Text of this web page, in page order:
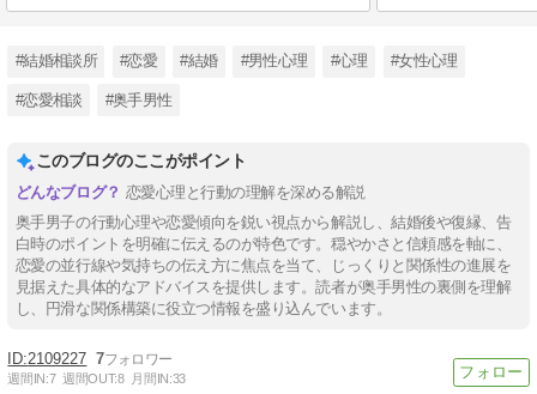
#結婚相談所 #恋愛 #結婚 #男性心理 #心理 #女性心理
#恋愛相談 #奥手男性
このブログのここがポイント
恋愛心理と行動の理解を深める解説
奥手男子の行動心理や恋愛傾向を鋭い視点から解説し、結婚後や復縁、告
白時のポイントを明確に伝えるのが特色です。穏やかさと信頼感を軸に、
恋愛の並行線や気持ちの伝え方に焦点を当て、じっくりと関係性の進展を
見据えた具体的なアドバイスを提供します。読者が奥手男性の裏側を理解
し、円滑な関係構築に役立つ情報を盛り込んでいます。
2109227 7
週間IN:7 週間OUT:8 月間IN:33